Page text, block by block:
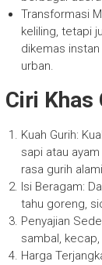
Transformasi
keliling, tetapi
dikemas
urban.
Ciri Khas
Kuah Gurih:
sapi atau
rasa gurih
Isi Beragam:
tahu goreng,
Penyajian
sambal,
Harga